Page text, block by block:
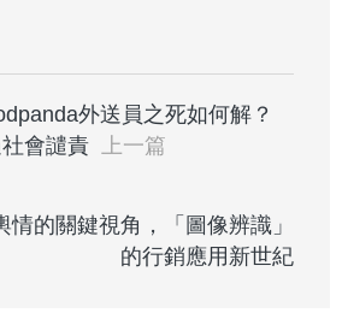
外送員之死如何解？
會譴責
上一篇
情的關鍵視角，「圖像辨識」
的行銷應用新世紀